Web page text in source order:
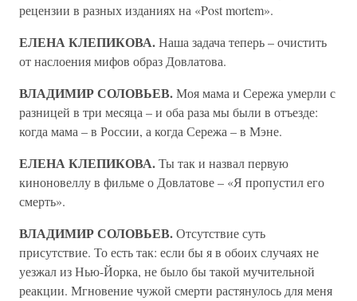
рецензии в разных изданиях на «Post mortem».
ЕЛЕНА КЛЕПИКОВА.Наша задача теперь – очистить
от наслоения мифов образ Довлатова.
ВЛАДИМИР СОЛОВЬЕВ.Моя мама и Сережа умерли с
разницей в три месяца – и оба раза мы были в отъезде:
когда мама – в России, а когда Сережа – в Мэне.
ЕЛЕНА КЛЕПИКОВА.Ты так и назвал первую
киноновеллу в фильме о Довлатове – «Я пропустил его
смерть».
ВЛАДИМИР СОЛОВЬЕВ.Отсутствие суть
присутствие. То есть так: если бы я в обоих случаях не
уезжал из Нью-Йорка, не было бы такой мучительной
реакции. Мгновение чужой смерти растянулось для меня